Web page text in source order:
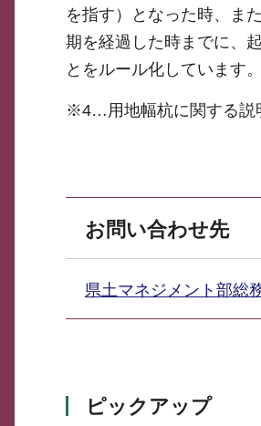
を指す）となった時、ま
期を経過した時までに、
とをルール化しています。
※4…用地幅杭に関する説
お問い合わせ先
県土マネジメント部総
ピックアップ